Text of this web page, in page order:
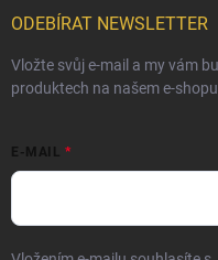
ODEBÍRAT NEWSLETTER
Vložte svůj e-mail a my vám
produktech na našem e-
E-MAIL